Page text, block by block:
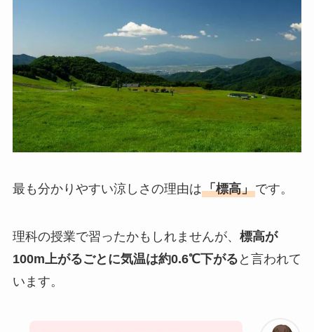
最も分かりやすい涼しさの理由は「標高」です。
理科の授業で習ったかもしれませんが、 標高が
100m上がるごとに気温は約0.6℃下がる と言われて
います。